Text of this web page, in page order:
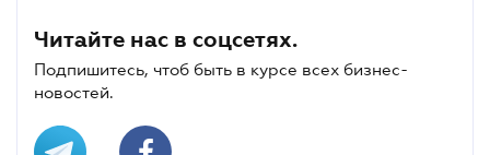
Читайте нас в соцсетях.
Подпишитесь, чтоб быть в курсе всех бизнес-
новостей.